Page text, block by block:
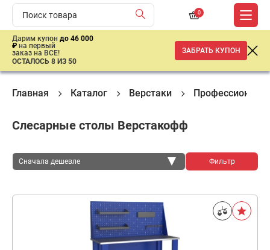
0
Дарим купон до 46 000
₽ на первый
заказ на ВСЕ!
ОСТАЛОСЬ 8 ИЗ 50
ЗАБРАТЬ КУПОН
Главная Каталог Верстаки
Слесарные столы Верстакофф
Сначала дешевле Фильтр